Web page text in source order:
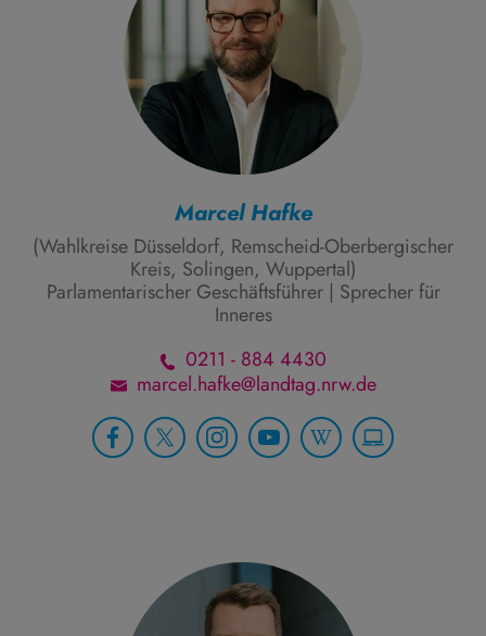
Marcel Hafke
(Wahlkreise Düsseldorf, Remscheid-Oberbergischer
Kreis, Solingen, Wuppertal)
Parlamentarischer Geschäftsführer | Sprecher für
Inneres
0211 - 884 4430
marcel.hafke@landtag.nrw.de